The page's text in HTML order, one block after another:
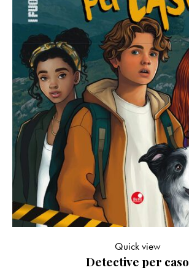
Detective per caso
Quick view